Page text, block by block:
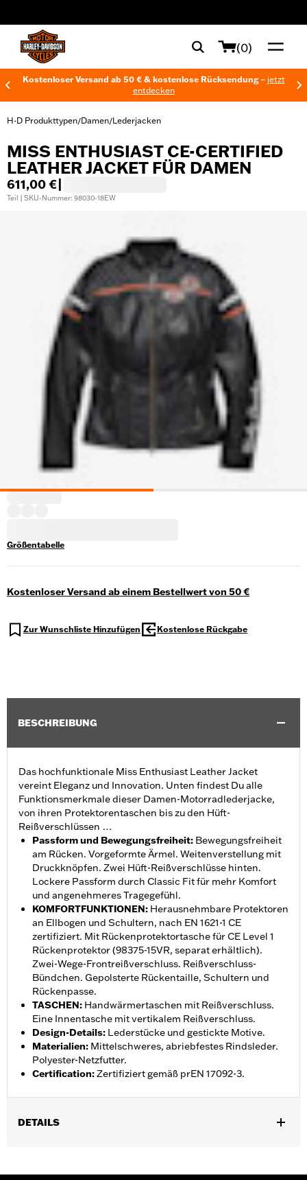
(0)
Kostenloser Versand ab 50 € & kostenlose Rücksendung – jetzt
entdecken
H-D Produkttypen/Damen/Lederjacken
MISS ENTHUSIAST CE-CERTIFIED
LEATHER JACKET FÜR DAMEN
611,00 €
Teil | SKU-Nummer: 98030-18EW
Größentabelle
Kostenloser Versand ab einem Bestellwert von 50 €
Zur Wunschliste Hinzufügen Kostenlose Rückgabe
BESCHREIBUNG
Das hochfunktionale Miss Enthusiast Leather Jacket
vereint Eleganz und Innovation. Unten findest Du alle
Funktionsmerkmale dieser Damen-Motorradlederjacke,
von ihren Protektorentaschen bis zu den Hüft-
Reißverschlüssen …
Passform und Bewegungsfreiheit: Bewegungsfreiheit
am Rücken. Vorgeformte Ärmel. Weitenverstellung mit
Druckknöpfen. Zwei Hüft-Reißverschlüsse hinten.
Lockere Passform durch Classic Fit für mehr Komfort
und angenehmeres Tragegefühl.
KOMFORTFUNKTIONEN: Herausnehmbare Protektoren
an Ellbogen und Schultern, nach EN 1621-1 CE
zertifiziert. Mit Rückenprotektortasche für CE Level 1
Rückenprotektor (98375-15VR, separat erhältlich).
Zwei-Wege-Frontreißverschluss. Reißverschluss-
Bündchen. Gepolsterte Rückentaille, Schultern und
Rückenpasse.
TASCHEN: Handwärmertaschen mit Reißverschluss.
Eine Innentasche mit vertikalem Reißverschluss.
Design-Details: Lederstücke und gestickte Motive.
Materialien: Mittelschweres, abriebfestes Rindsleder.
Polyester-Netzfutter.
Certification:Zertifiziert gemäß prEN 17092-3.
DETAILS
Funktionsmerkmale:Abriebfestigkeit,Protektorentaschen,